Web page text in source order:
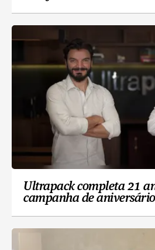
Ultrapack completa 21
campanha de